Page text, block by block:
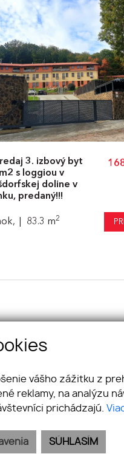
3. izbový byt
s loggiou v
doline v
predaný!!!
83.3 m2
Dunajská Streda
office@perfect-real.sk
vášho zážitku z
reklamy, na analýzu
prichádzajú.
SÚHLASÍM